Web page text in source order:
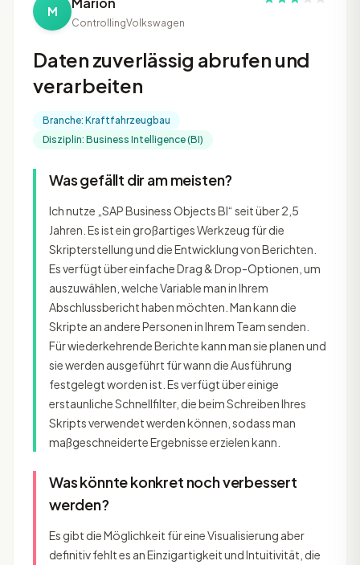
M
ControllingVolkswagen
Daten zuverlässig abrufen und
verarbeiten
Branche: Kraftfahrzeugbau
Disziplin: Business Intelligence (BI)
Was gefällt dir am meisten?
Ich nutze „SAP Business Objects BI“ seit über 2,5
Jahren. Es ist ein großartiges Werkzeug für die
Skripterstellung und die Entwicklung von Berichten.
Es verfügt über einfache Drag & Drop-Optionen, um
auszuwählen, welche Variable man in Ihrem
Abschlussbericht haben möchten. Man kann die
Skripte an andere Personen in Ihrem Team senden.
Für wiederkehrende Berichte kann man sie planen und
sie werden ausgeführt für wann die Ausführung
festgelegt worden ist. Es verfügt über einige
erstaunliche Schnellfilter, die beim Schreiben Ihres
Skripts verwendet werden können, sodass man
maßgeschneiderte Ergebnisse erzielen kann.
Was könnte konkret noch verbessert
werden?
Es gibt die Möglichkeit für eine Visualisierung aber
definitiv fehlt es an Einzigartigkeit und Intuitivität, die